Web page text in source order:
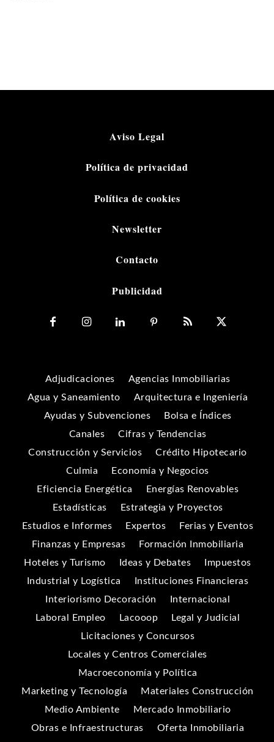
Aviso Legal
Política de privacidad
Política de cookies
Newsletter
Contacto
Publicidad
Adjudicaciones
Agencias Inmobiliarias
Agua y Saneamiento
Arquitectura e Ingeniería
Ayudas y Subvenciones
Bolsa e Índices
Canales
Cifras y Tendencias
Construcción y Servicios
Crédito Hipotecario
Culmia
Economía y Negocios
Eficiencia Energética
Energías Renovables
Estadísticas
Estrategia y Proyectos
Estudios e Informes
Expertos
Ferias y Eventos
Finanzas y Empresas
Formación Inmobiliaria
Hoteles y Turismo
Ideas y Debates
Impuestos
Industrial y Logística
Instituciones Financieras
Interiorismo Decoración
Internacional
Laboral Empleo
Lacooop
Legal y Judicial
Licitaciones y Concursos
Locales y Centros Comerciales
Macroeconomía y Política
Marketing y Tecnología
Materiales Construcción
Medio Ambiente
Mercado Inmobiliario
Obras e Infraestructuras
Oferta Inmobiliaria